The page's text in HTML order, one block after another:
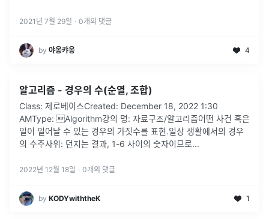
2021년 7월 29일 · 0개의 댓글
by 야옹캬옹 4
알고리즘 - 경우의 수(순열, 조합)
Class: 제로베이스Created: December 18, 2022 1:30
AMType: Algorithm강의 명: 자료구조/알고리즘어떤 사건 혹은
일이 일어날 수 있는 경우의 가짓수를 표현.일상 생활에서의 경우
의 수주사위: 던지는 결과, 1-6 사이의 숫자이므로...
2022년 12월 18일 · 0개의 댓글
by KODYwiththeK 1